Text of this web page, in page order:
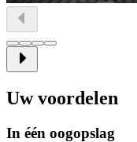
Uw voordelen
In één oogopslag